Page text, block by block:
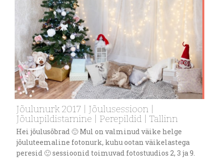
Jõulunurk 2017 | Jõulusessioon |
Jõulupildistamine | Perepildid | Tallinn
Hei jõulusõbrad 🙂 Mul on valminud väike helge
jõuluteemaline fotonurk, kuhu ootan väikelastega
peresid 🙂 sessioonid toimuvad fotostuudios 2, 3 ja 9.